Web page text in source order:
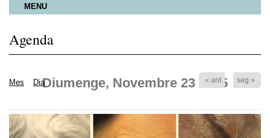
MENU
Agenda
Mes Dia « ant
Diumenge, Novembre 23 2025 seg »